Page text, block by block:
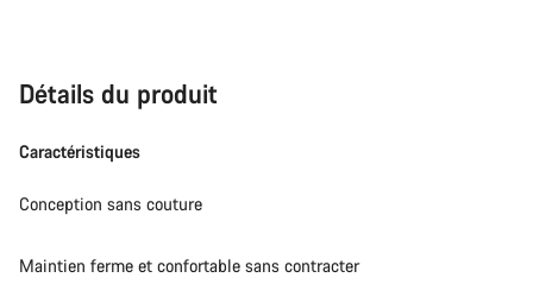
Détails du produit
Caractéristiques
Conception sans couture
Maintien ferme et confortable sans contracter